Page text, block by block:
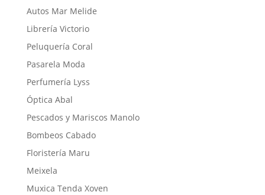
Autos Mar Melide
Librería Victorio
Peluquería Coral
Pasarela Moda
Perfumería Lyss
Óptica Abal
Pescados y Mariscos Manolo
Bombeos Cabado
Floristería Maru
Meixela
Muxica Tenda Xoven